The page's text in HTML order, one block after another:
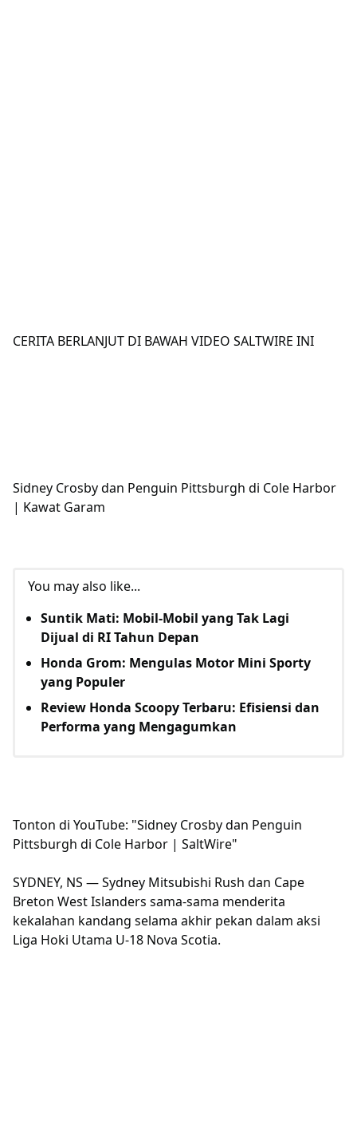
CERITA BERLANJUT DI BAWAH VIDEO SALTWIRE INI
Sidney Crosby dan Penguin Pittsburgh di Cole Harbor
| Kawat Garam
You may also like...
Suntik Mati: Mobil-Mobil yang Tak Lagi
Dijual di RI Tahun Depan
Honda Grom: Mengulas Motor Mini Sporty
yang Populer
Review Honda Scoopy Terbaru: Efisiensi dan
Performa yang Mengagumkan
Tonton di YouTube: "Sidney Crosby dan Penguin
Pittsburgh di Cole Harbor | SaltWire"
SYDNEY, NS — Sydney Mitsubishi Rush dan Cape
Breton West Islanders sama-sama menderita
kekalahan kandang selama akhir pekan dalam aksi
Liga Hoki Utama U-18 Nova Scotia.